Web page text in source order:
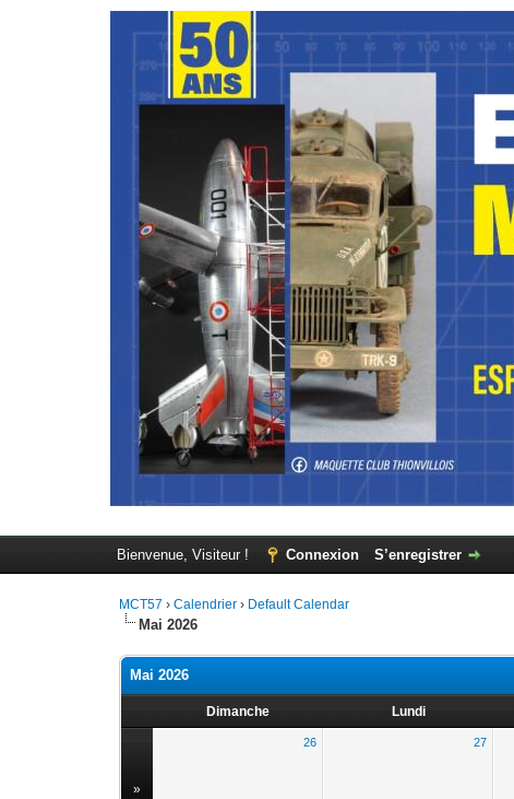
Bienvenue, Visiteur ! Connexion S’enregistrer
MCT57 ›Calendrier › Default Calendar
Mai 2026
Mai 2026
Dimanche Lundi
»
26 27